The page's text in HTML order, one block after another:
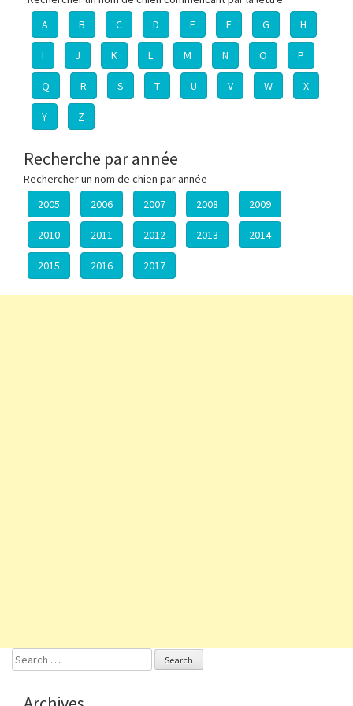
A
B C D E F G H
I J K L M N O P
Q R S T U V W X
Y Z
Recherche par année
Rechercher un nom de chien par année
2005
2006 2007 2008 2009
2010 2011 2012 2013 2014
2015 2016 2017
Search